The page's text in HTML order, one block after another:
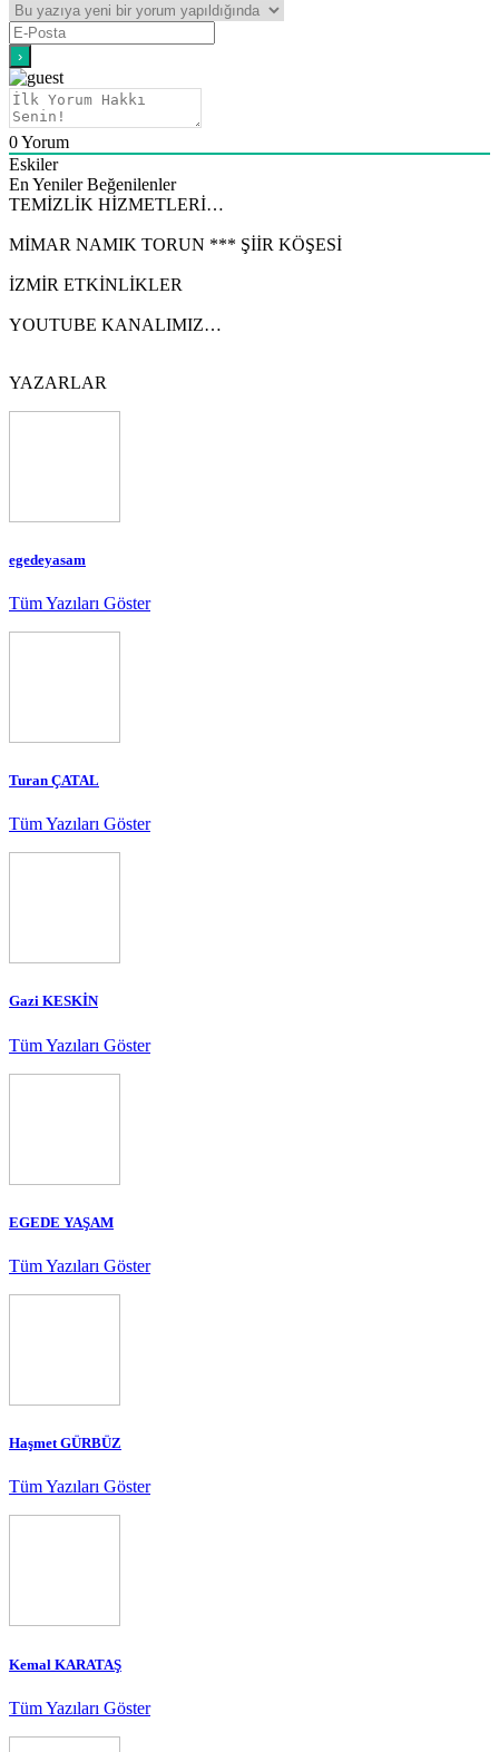
0Yorum
Eskiler
En Yeniler Beğenilenler
TEMİZLİK HİZMETLERİ…
MİMAR NAMIK TORUN *** ŞİİR KÖŞESİ
İZMİR ETKİNLİKLER
YOUTUBE KANALIMIZ…
YAZARLAR
egedeyasam
Tüm Yazıları Göster
Turan ÇATAL
Tüm Yazıları Göster
Gazi KESKİN
Tüm Yazıları Göster
EGEDE YAŞAM
Tüm Yazıları Göster
Haşmet GÜRBÜZ
Tüm Yazıları Göster
Kemal KARATAŞ
Tüm Yazıları Göster